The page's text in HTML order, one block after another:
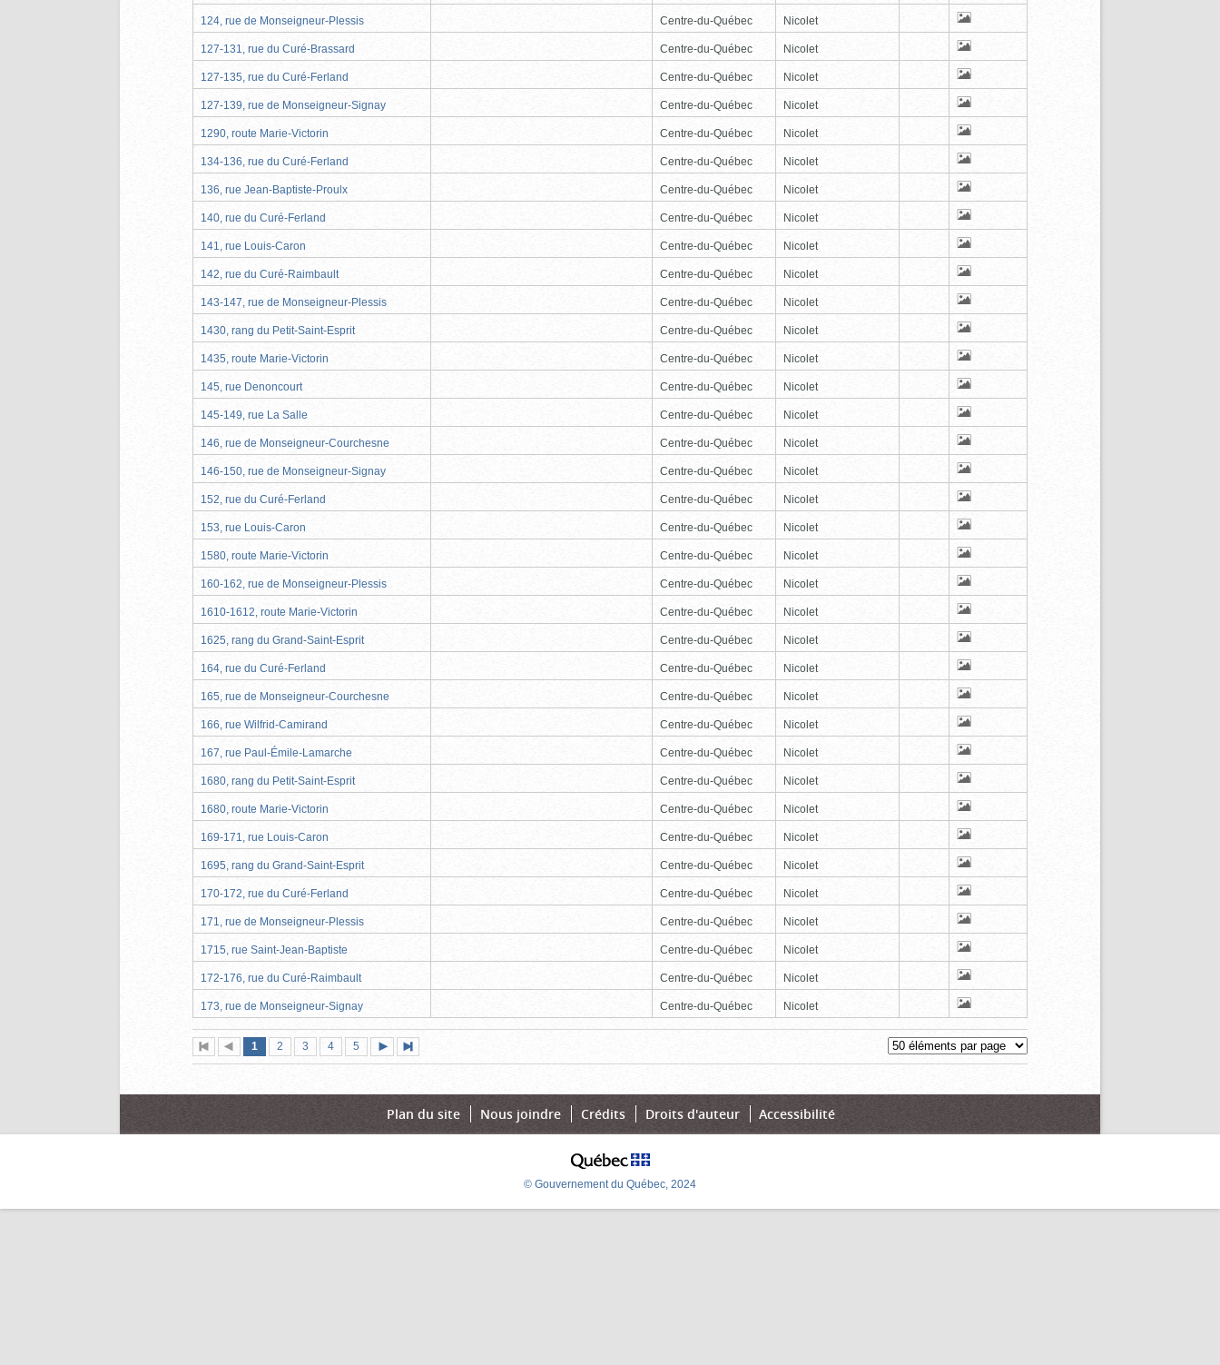
124, rue de Monseigneur-Plessis Centre-du-Québec Nicolet
127-131, rue du Curé-Brassard Centre-du-Québec Nicolet
127-135, rue du Curé-Ferland Centre-du-Québec Nicolet
127-139, rue de Monseigneur-Signay Centre-du-Québec Nicolet
1290, route Marie-Victorin Centre-du-Québec Nicolet
134-136, rue du Curé-Ferland Centre-du-Québec Nicolet
136, rue Jean-Baptiste-Proulx Centre-du-Québec Nicolet
140, rue du Curé-Ferland Centre-du-Québec Nicolet
141, rue Louis-Caron Centre-du-Québec Nicolet
142, rue du Curé-Raimbault Centre-du-Québec Nicolet
143-147, rue de Monseigneur-Plessis Centre-du-Québec Nicolet
1430, rang du Petit-Saint-Esprit Centre-du-Québec Nicolet
1435, route Marie-Victorin Centre-du-Québec Nicolet
145, rue Denoncourt Centre-du-Québec Nicolet
145-149, rue La Salle Centre-du-Québec Nicolet
146, rue de Monseigneur-Courchesne Centre-du-Québec Nicolet
146-150, rue de Monseigneur-Signay Centre-du-Québec Nicolet
152, rue du Curé-Ferland Centre-du-Québec Nicolet
153, rue Louis-Caron Centre-du-Québec Nicolet
1580, route Marie-Victorin Centre-du-Québec Nicolet
160-162, rue de Monseigneur-Plessis Centre-du-Québec Nicolet
1610-1612, route Marie-Victorin Centre-du-Québec Nicolet
1625, rang du Grand-Saint-Esprit Centre-du-Québec Nicolet
164, rue du Curé-Ferland Centre-du-Québec Nicolet
165, rue de Monseigneur-Courchesne Centre-du-Québec Nicolet
166, rue Wilfrid-Camirand Centre-du-Québec Nicolet
167, rue Paul-Émile-Lamarche Centre-du-Québec Nicolet
1680, rang du Petit-Saint-Esprit Centre-du-Québec Nicolet
1680, route Marie-Victorin Centre-du-Québec Nicolet
169-171, rue Louis-Caron Centre-du-Québec Nicolet
1695, rang du Grand-Saint-Esprit Centre-du-Québec Nicolet
170-172, rue du Curé-Ferland Centre-du-Québec Nicolet
171, rue de Monseigneur-Plessis Centre-du-Québec Nicolet
1715, rue Saint-Jean-Baptiste Centre-du-Québec Nicolet
172-176, rue du Curé-Raimbault Centre-du-Québec Nicolet
173, rue de Monseigneur-Signay Centre-du-Québec Nicolet
Première
page
Page
précédente
Page
1 (page
actuelle)
Page
2 Page
3 Page
4 Page
5
suivante
page
Plan du site Nous joindre Crédits Droits d'auteur Accessibilité
© Gouvernement du Québec, 2024